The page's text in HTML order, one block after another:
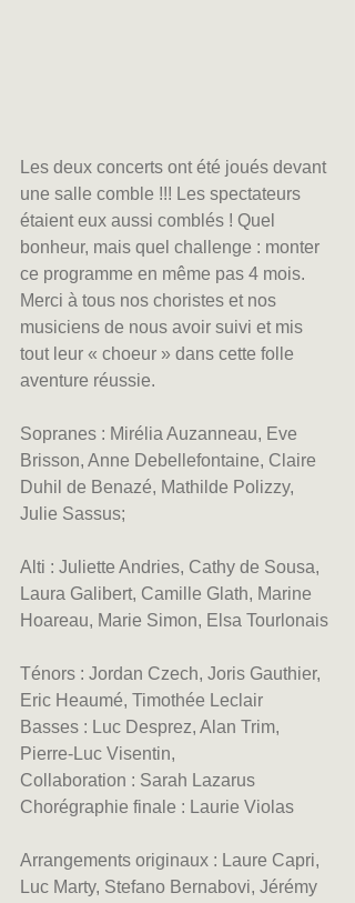
Les deux concerts ont été joués devant
une salle comble !!! Les spectateurs
étaient eux aussi comblés ! Quel
bonheur, mais quel challenge : monter
ce programme en même pas 4 mois.
Merci à tous nos choristes et nos
musiciens de nous avoir suivi et mis
tout leur « choeur » dans cette folle
aventure réussie.
Sopranes : Mirélia Auzanneau, Eve
Brisson, Anne Debellefontaine, Claire
Duhil de Benazé, Mathilde Polizzy,
Julie Sassus;
Alti : Juliette Andries, Cathy de Sousa,
Laura Galibert, Camille Glath, Marine
Hoareau, Marie Simon, Elsa Tourlonais
Ténors : Jordan Czech, Joris Gauthier,
Eric Heaumé, Timothée Leclair
Basses : Luc Desprez, Alan Trim,
Pierre-Luc Visentin,
Collaboration : Sarah Lazarus
Chorégraphie finale : Laurie Violas
Arrangements originaux : Laure Capri,
Luc Marty, Stefano Bernabovi, Jérémy